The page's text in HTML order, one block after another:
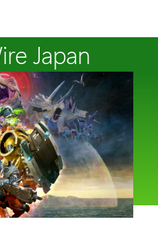
Japan